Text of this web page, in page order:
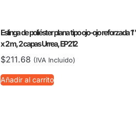
Eslinga de poliéster plana tipo ojo-ojo reforzada 1″
x 2 m, 2 capas Urrea, EP212
$211.68 (IVA Incluido)
Añadir al carrito